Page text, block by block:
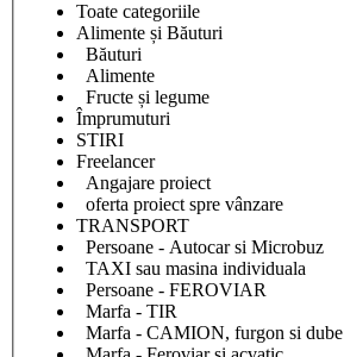
Toate categoriile
Alimente și Băuturi
Băuturi
Alimente
Fructe și legume
Împrumuturi
STIRI
Freelancer
Angajare proiect
oferta proiect spre vânzare
TRANSPORT
Persoane - Autocar si Microbuz
TAXI sau masina individuala
Persoane - FEROVIAR
Marfa - TIR
Marfa - CAMION, furgon si dube